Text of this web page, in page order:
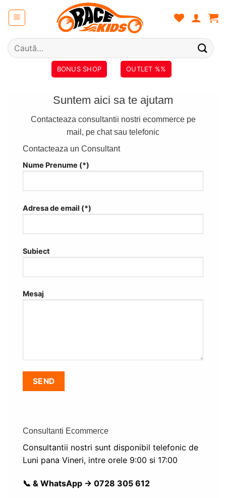
Caută
după:
BONUS SHOP OUTLET %%
Suntem aici sa te ajutam
Contacteaza consultantii nostri ecommerce pe
mail, pe chat sau telefonic
Contacteaza un Consultant
Nume Prenume (*)
Adresa de email (*)
Subiect
Mesaj
Consultanti Ecommerce
Consultantii nostri sunt disponibil telefonic de
Luni pana Vineri, intre orele 9:00 si 17:00
📞 & WhatsApp -> 0728 305 612